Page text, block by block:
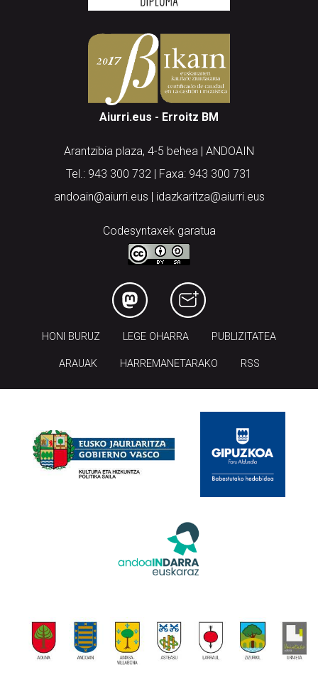
Aiurri.eus - Erroitz BM
Arantzibia plaza, 4-5 behea | ANDOAIN
Tel.: 943 300 732 | Faxa: 943 300 731
andoain@aiurri.eus | idazkaritza@aiurri.eus
Codesyntaxek garatua
HONI BURUZ LEGE OHARRA PUBLIZITATEA
ARAUAK HARREMANETARAKO RSS